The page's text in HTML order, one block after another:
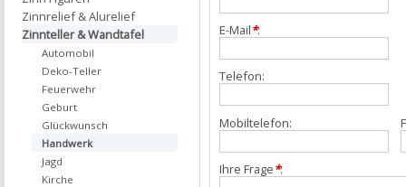
E-Mail*:
Telefon:
Mobiltelefon:
Ihre Frage*:
Zinnrelief & Alurelief
Zinnteller & Wandtafel
Automobil
Deko-Teller
Feuerwehr
Geburt
Glückwunsch
Handwerk
Jagd
Kirche